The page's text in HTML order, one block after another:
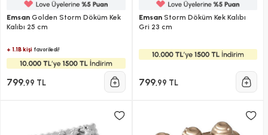
Emsan Golden Storm Döküm Kek
Kalıbı 25 cm
+ 1.1B kişi favoriledi!
799,99 TL
EmsanStorm Döküm Kek Kalıbı
Gri 23 cm
799,99 TL